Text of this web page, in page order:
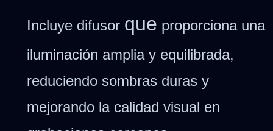
Incluye difusor que proporciona una
iluminación amplia y equilibrada,
reduciendo sombras duras y
mejorando la calidad visual en